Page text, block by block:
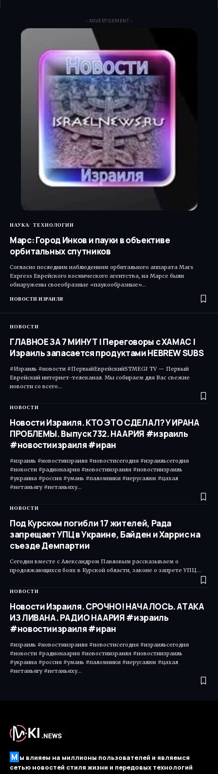
- ADVERTISEMENT -
НАУКА ТЕХНОЛОГИИ
Марс: Город Инков и пауки в объективе
орбитальных спутников
Согласно последним наблюдениям орбитального аппарата Mars
Express Еврейского космического агентства, на Марсе были
обнаружены своеобразные «паукообразные»…
НОВОСТИ ИЗРАИЛЯ
НОВОСТИ
ГЛАВНОЕ ЗА 7 МИНУТ | Переговоры с ХАМАС |
Израиль запасается продуктами HEBREW SUBS
#Израиль #новости #ПервыйЕврейскийSTMEGI TV — Первый
Еврейский интернет-телеканал. Мы собираем для Вас свежие
новости со всего…
НОВОСТИ
Новости Израиля. КТО ЭТО СДЕЛАЛ? У ИРАНА
ПРОБЛЕМЫ. Выпуск 732. НААРИЯ #израиль
#новостиизраиля #иран
#израиль #новостиизраиля #новостисегодня #израильсегодня
#новости #радионаария #новостиизраиля #новостиизраиль
#украина #россия #умань #паломники #иерусалим #цахал
#нетаньягу #нетаньяху…
НОВОСТИ
Под Курском погибли 17 жителей, Рада
запрещает УПЦ в Украине, Байден и Харрис на
съезде Демпартии
Сегодня вместе с Александром Павловым рассказываем о
продолжающихся боях в Курской области, законе о запрете УПЦ…
НОВОСТИ
Новости Израиля. СРОЧНО! НАЧАЛОСЬ. АТАКА
ИЗ ЛИВАНА. РАДИО НААРИЯ #израиль
#новостиизраиля #иран
#израиль #новостиизраиля #новостисегодня #израильсегодня
#новости #радионаария #новостиизраиля #новостиизраиль
#украина #россия #умань #паломники #иерусалим #цахал
#нетаньягу #нетаньяху…
М ы влияем на миллионы пользователей и являемся
сетью новостей стиля жизни и передовых технологий